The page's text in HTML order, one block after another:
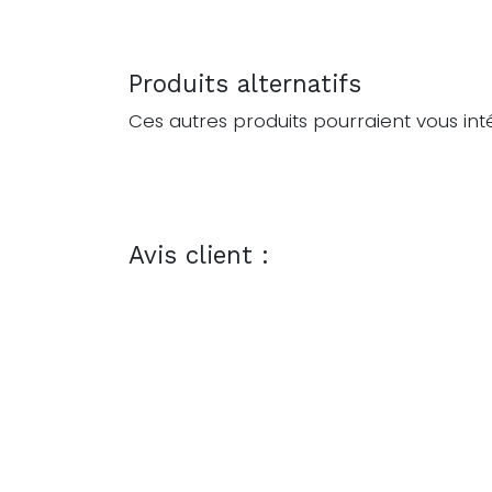
Produits alternatifs
Ces autres produits pourraient vous
Avis client :